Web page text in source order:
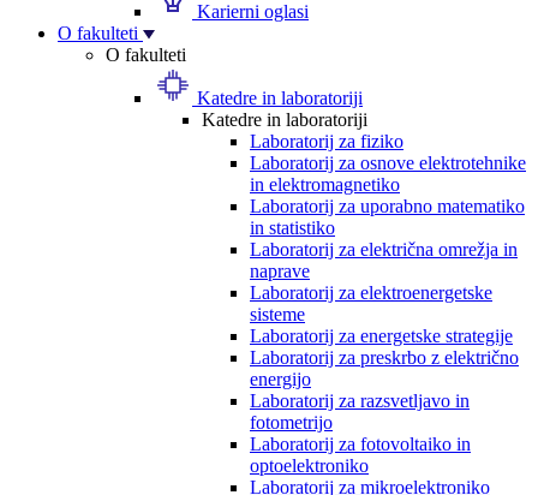
Karierni oglasi
O fakulteti
O fakulteti
Katedre in laboratoriji
Katedre in laboratoriji
Laboratorij za fiziko
Laboratorij za osnove elektrotehnike
in elektromagnetiko
Laboratorij za uporabno matematiko
in statistiko
Laboratorij za električna omrežja in
naprave
Laboratorij za elektroenergetske
sisteme
Laboratorij za energetske strategije
Laboratorij za preskrbo z električno
energijo
Laboratorij za razsvetljavo in
fotometrijo
Laboratorij za fotovoltaiko in
optoelektroniko
Laboratorij za mikroelektroniko